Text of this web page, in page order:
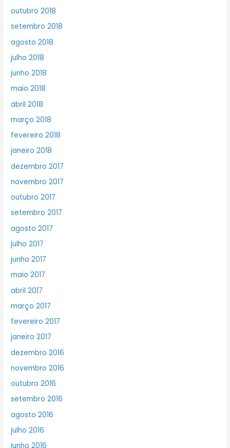
outubro 2018
setembro 2018
agosto 2018
julho 2018
junho 2018
maio 2018
abril 2018
março 2018
fevereiro 2018
janeiro 2018
dezembro 2017
novembro 2017
outubro 2017
setembro 2017
agosto 2017
julho 2017
junho 2017
maio 2017
abril 2017
março 2017
fevereiro 2017
janeiro 2017
dezembro 2016
novembro 2016
outubro 2016
setembro 2016
agosto 2016
julho 2016
junho 2016